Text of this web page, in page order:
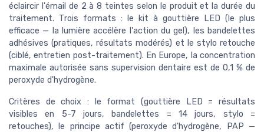
éclaircir l'émail de 2 à 8 teintes selon le produit et la durée du
traitement. Trois formats : le kit à gouttière LED (le plus
efficace — la lumière accélère l'action du gel), les bandelettes
adhésives (pratiques, résultats modérés) et le stylo retouche
(ciblé, entretien post-traitement). En Europe, la concentration
maximale autorisée sans supervision dentaire est de 0,1 % de
peroxyde d'hydrogène.
Critères de choix : le format (gouttière LED = résultats
visibles en 5-7 jours, bandelettes = 14 jours, stylo =
retouches), le principe actif (peroxyde d'hydrogène, PAP —